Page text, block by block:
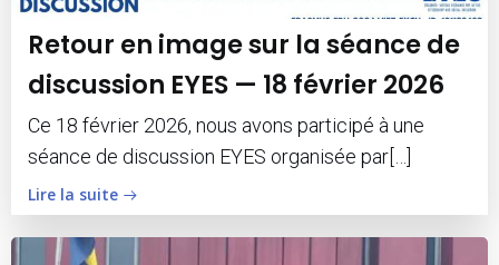
Retour en image sur la séance de
discussion EYES — 18 février 2026
Ce 18 février 2026, nous avons participé à une
séance de discussion EYES organisée par[…]
Lire la suite